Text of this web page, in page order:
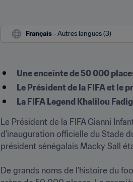
Français - Autres langues (3)
Une enceinte de 50 000
Le Président de la FIFA et le
La FIFA Legend Khalilou
Le Président de la FIFA Gianni
d’inauguration officielle du Stade
président sénégalais Macky Sall
De grands noms de l’histoire du